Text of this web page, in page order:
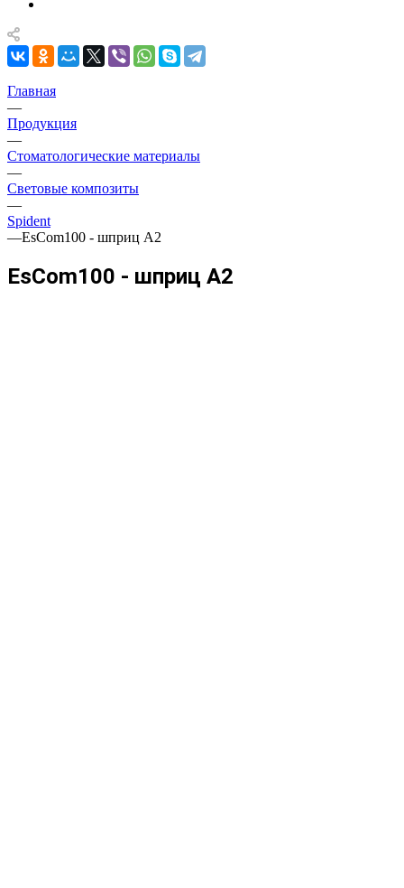
Главная
—
Продукция
—
Стоматологические материалы
—
Световые композиты
—
Spident
—EsCom100 - шприц А2
EsCom100 - шприц А2